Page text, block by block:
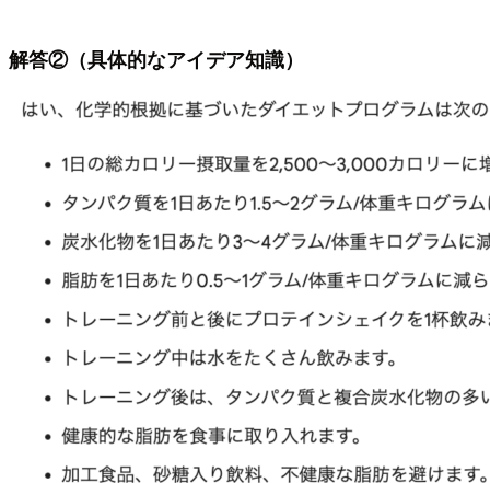
解答②（具体的なアイデア知識）